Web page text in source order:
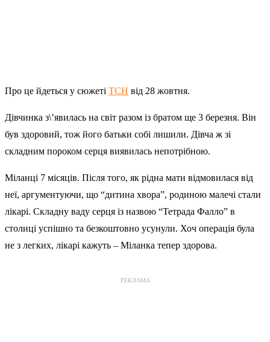
Про це йдеться у сюжеті ТСН від 28 жовтня.
Дівчинка з\’явилась на світ разом із братом ще 3 березня. Він
був здоровий, тож його батьки собі лишили. Дівча ж зі
складним пороком серця виявилась непотрібною.
Міланці 7 місяців. Після того, як рідна мати відмовилася від
неї, аргументуючи, що “дитина хвора”, родиною малечі стали
лікарі. Складну ваду серця із назвою “Тетрада Фалло” в
столиці успішно та безкоштовно усунули. Хоч операція була
не з легких, лікарі кажуть – Міланка тепер здорова.
РЕКЛАМА